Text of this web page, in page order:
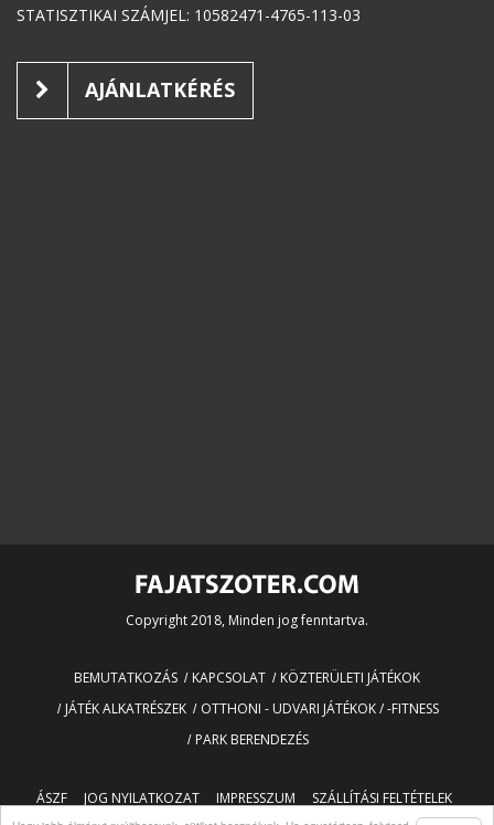
STATISZTIKAI SZÁMJEL: 10582471-4765-113-03
AJÁNLATKÉRÉS
Copyright 2018, Minden jog fenntartva.
BEMUTATKOZÁS KAPCSOLAT
KÖZTERÜLETI JÁTÉKOK
JÁTÉK ALKATRÉSZEK
OTTHONI - UDVARI JÁTÉKOK / -FITNESS
PARK BERENDEZÉS
ÁSZF JOG NYILATKOZAT IMPRESSZUM
SZÁLLÍTÁSI FELTÉTELEK
OLDALTÉRKÉP